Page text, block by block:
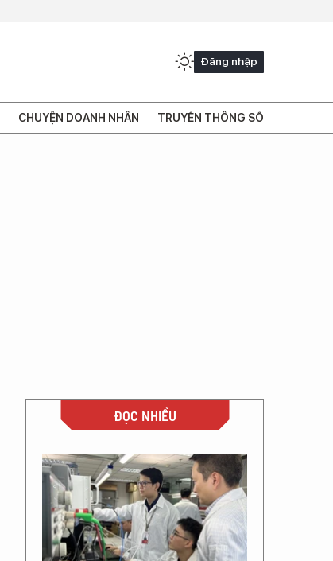
Đăng nhập
CHUYỆN DOANH NHÂN TRUYỀN THÔNG SỐ
ĐỌC NHIỀU